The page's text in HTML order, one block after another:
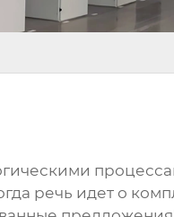
речь идет о